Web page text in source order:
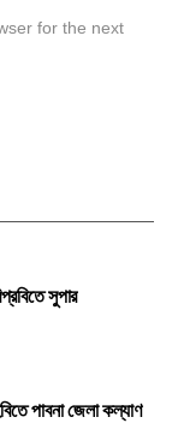
for the next
সুপার
পাবনা জেলা কল্যাণ